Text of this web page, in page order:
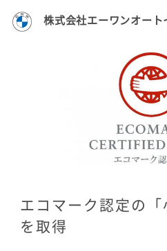
株式会社エーワンオート
エコマーク認定の
を取得